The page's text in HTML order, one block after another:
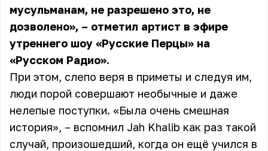
мусульманам, не разрешено это, не
дозволено», – отметил артист в эфире
утреннего шоу «Русские Перцы» на
«Русском Радио».
При этом, слепо веря в приметы и следуя им,
люди порой совершают необычные и даже
нелепые поступки. «Была очень смешная
история», – вспомнил Jah Khalib как раз такой
случай, произошедший, когда он ещё учился в